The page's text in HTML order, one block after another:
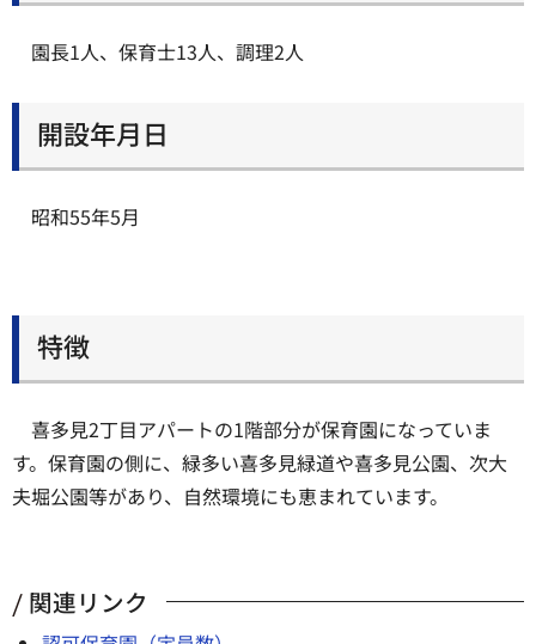
園長1人、保育士13人、調理2人
開設年月日
昭和55年5月
特徴
喜多見2丁目アパートの1階部分が保育園になっていま
す。保育園の側に、緑多い喜多見緑道や喜多見公園、次大
夫堀公園等があり、自然環境にも恵まれています。
関連リンク